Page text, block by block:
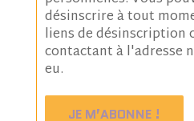
désinscrire à tout
liens de désinscription
contactant à l'adresse
eu.